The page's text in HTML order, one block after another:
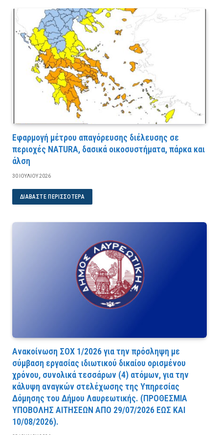
Εφαρμογή μέτρου απαγόρευσης διέλευσης σε
περιοχές NATURA, δασικά οικοσυστήματα, πάρκα και
άλση
30 ΙΟΥΛΊΟΥ 2026
ΔΙΑΒΆΣΤΕ ΠΕΡΙΣΣΌΤΕΡΑ
Ανακοίνωση ΣΟΧ 1/2026 για την πρόσληψη με
σύμβαση εργασίας ιδιωτικού δικαίου ορισμένου
χρόνου, συνολικά τεσσάρων (4) ατόμων, για την
κάλυψη αναγκών στελέχωσης της Υπηρεσίας
Δόμησης του Δήμου Λαυρεωτικής. (ΠPOΘEΣMIA
YΠOBOΛHΣ AITHΣEΩN AΠO 29/07/2026 EΩΣ KAI
10/08/2026).